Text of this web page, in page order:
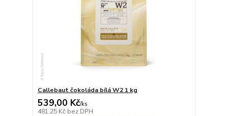
Callebaut čokoláda bílá W2 1 kg
539,00 Kč/ks
481,25 Kč bez DPH